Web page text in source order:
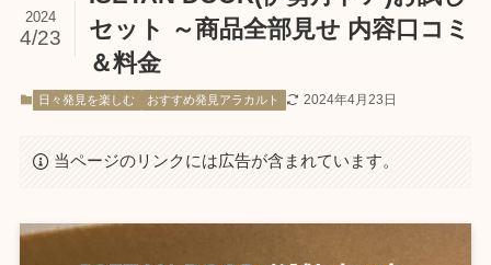
セット ～商品全部見せ 内容口コミ
＆料金
2024
4/23
日々発見を楽しむ おすすめ発見アラカルト 2024年4月23日
当ページのリンクには広告が含まれています。